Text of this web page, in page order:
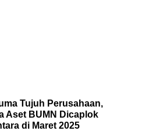
Tujuh Perusahaan,
Aset BUMN Dicaplok
di Maret 2025